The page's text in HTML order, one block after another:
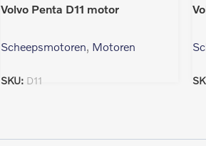
Volvo Penta D11 motor
Scheepsmotoren, Motoren
SKU: D11